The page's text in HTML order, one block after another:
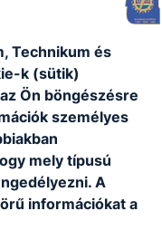
Technikum és
k (sütik)
Ön böngészésre
személyes
mely típusú
A
információkat a